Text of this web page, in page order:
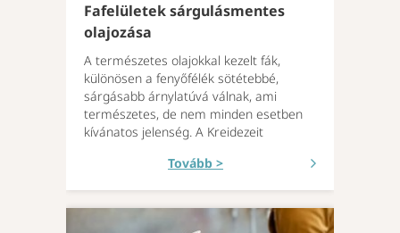
Fafelületek sárgulásmentes
olajozása
A természetes olajokkal kezelt fák,
különösen a fenyőfélék sötétebbé,
sárgásabb árnylatúvá válnak, ami
természetes, de nem minden esetben
kívánatos jelenség. A Kreidezeit
Tovább >